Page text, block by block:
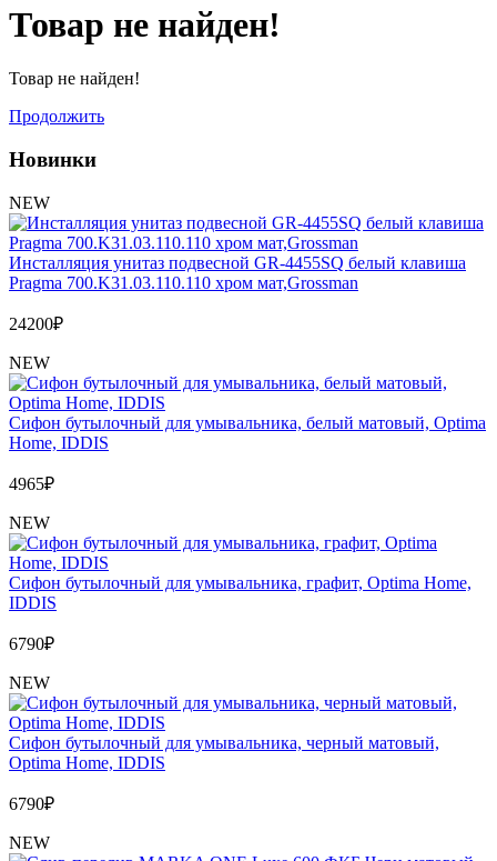
Блог
Полезные статьи
Оплата и доставка
Сервис-центр
Адреса Сервис-центров
Условия возврата товара
Товар не найден!
Товар не найден!
Продолжить
Новинки
NEW
Инсталляция унитаз подвесной GR-4455SQ белый клавиша
Pragma 700.K31.03.110.110 хром мат,Grossman
24200₽
NEW
Сифон бутылочный для умывальника, белый матовый, Optima
Home, IDDIS
4965₽
NEW
Сифон бутылочный для умывальника, графит, Optima Home,
IDDIS
6790₽
NEW
Сифон бутылочный для умывальника, черный матовый,
Optima Home, IDDIS
6790₽
NEW